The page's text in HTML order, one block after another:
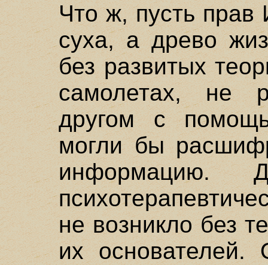
Что ж, пусть прав
суха, а древо
без развитых
самолетах, не
другом с
могли бы
информацию.
не возникло без
их основателей.